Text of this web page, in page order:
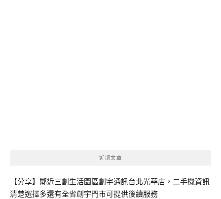
近期文章
【分享】鄰近三創生活園區創宇通訊台北光華店，二手機資訊
清楚選擇多還有全省創宇門市可提供後續服務